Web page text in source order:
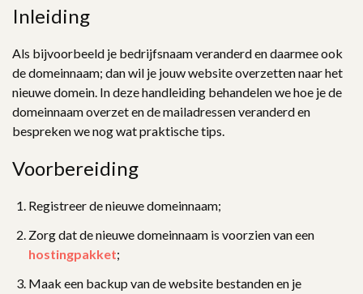
Inleiding
Als bijvoorbeeld je bedrijfsnaam veranderd en daarmee ook
de domeinnaam; dan wil je jouw website overzetten naar het
nieuwe domein. In deze handleiding behandelen we hoe je de
domeinnaam overzet en de mailadressen veranderd en
bespreken we nog wat praktische tips.
Voorbereiding
Registreer de nieuwe domeinnaam;
Zorg dat de nieuwe domeinnaam is voorzien van een
hostingpakket;
Maak een backup van de website bestanden en je